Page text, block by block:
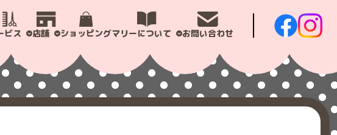
ビス 店舗 ショッピングマリーについて お問い合わせ